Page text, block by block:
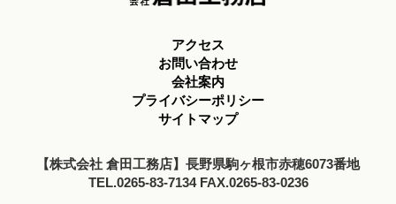
アクセス
お問い合わせ
会社案内
プライバシーポリシー
サイトマップ
【株式会社 倉田工務店】長野県駒ヶ根市赤穂6073番地
TEL.0265-83-7134 FAX.0265-83-0236